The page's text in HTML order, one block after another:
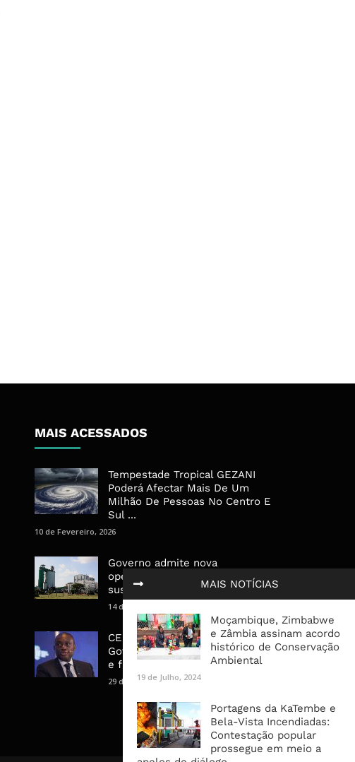
MAIS NOTÍCIAS
Moçambique, Zimbabwe
e Zâmbia assinam acordo
histórico de Conservação
Ambiental
19 de Julho, 2024
Portagens da KaTembe e
Bela-Vista Incendiadas:
Contestação popular
prossegue em meio a
MAIS ACESSADOS
Tempestade Tropical GEZANI
Poderá Afectar Mais De Um
Milhão De Pessoas No Centro E
Sul ...
10 de Fevereiro, 2026
Governo admite nova
operadora para a Mozal após
suspensão das operações
14 de Março, 2026
CEO do Standard Bank pede ao
Governo que “saia do caminho”
e facilite os negócios
29 de Janeiro, 2025